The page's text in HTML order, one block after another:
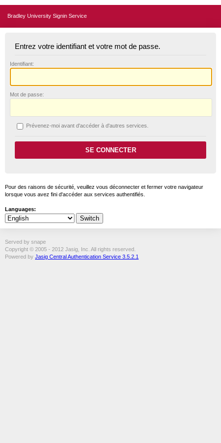
Bradley University Signin Service
Entrez votre identifiant et votre mot de passe.
Identifiant:
Mot de passe:
Prévenez-moi avant d'accéder à d'autres services.
Pour des raisons de sécurité, veuillez vous déconnecter et fermer votre navigateur
lorsque vous avez fini d'accéder aux services authentifiés.
Languages:
Served by snape
Copyright © 2005 - 2012 Jasig, Inc. All rights reserved.
Powered by Jasig Central Authentication Service 3.5.2.1